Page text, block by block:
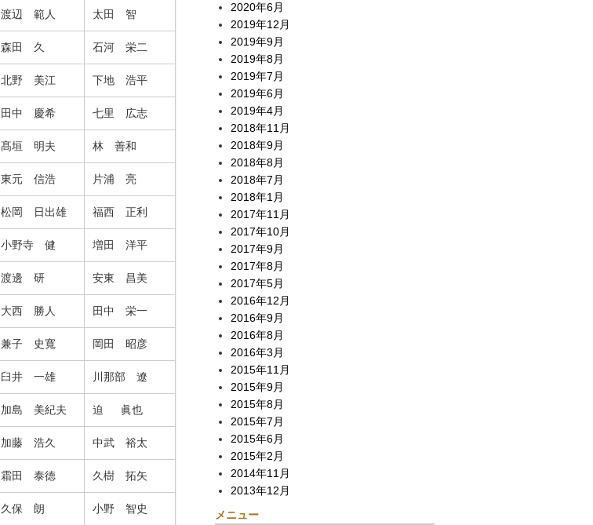
渡辺 範人 太田 智
森田 久 石河 栄二
北野 美江 下地 浩平
田中 慶希 七里 広志
髙垣 明夫 林 善和
東元 信浩 片浦 亮
松岡 日出雄 福西 正利
小野寺 健 増田 洋平
渡邊 研 安東 昌美
大西 勝人 田中 栄一
兼子 史寬 岡田 昭彦
臼井 一雄 川那部 遼
加島 美紀夫 迫 眞也
加藤 浩久 中武 裕太
霜田 泰徳 久樹 拓矢
久保 朗 小野 智史
2020年6月
2019年12月
2019年9月
2019年8月
2019年7月
2019年6月
2019年4月
2018年11月
2018年9月
2018年8月
2018年7月
2018年1月
2017年11月
2017年10月
2017年9月
2017年8月
2017年5月
2016年12月
2016年9月
2016年8月
2016年3月
2015年11月
2015年9月
2015年8月
2015年7月
2015年6月
2015年2月
2014年11月
2013年12月
メニュー